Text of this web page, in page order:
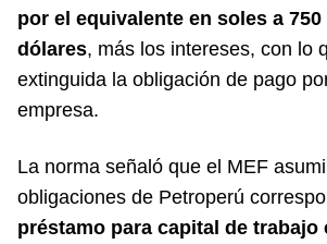
por el equivalente en soles a
dólares, más los intereses, con lo
extinguida la obligación de pago
empresa.
La norma señaló que el MEF
obligaciones de Petroperú
préstamo para capital de trabajo